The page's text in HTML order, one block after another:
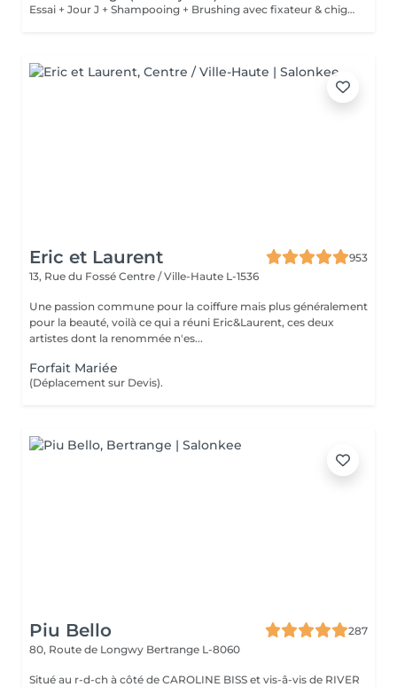
Essai + Jour J + Shampooing + Brushing avec fixateur & chignon
Eric et Laurent
953
13, Rue du Fossé Centre / Ville-Haute L-1536
Une passion commune pour la coiffure mais plus généralement
pour la beauté, voilà ce qui a réuni Eric&Laurent, ces deux
artistes dont la renommée n'es...
Forfait Mariée
(Déplacement sur Devis).
Piu Bello
287
80, Route de Longwy Bertrange L-8060
Situé au r-d-ch à côté de CAROLINE BISS et vis-â-vis de RIVER